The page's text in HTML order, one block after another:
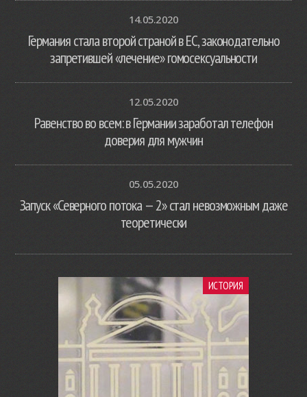
14.05.2020
Германия стала второй страной в ЕС, законодательно
запретившей «лечение» гомосексуальности
12.05.2020
Равенство во всем: в Германии заработал телефон
доверия для мужчин
05.05.2020
Запуск «Северного потока — 2» стал невозможным даже
теоретически
ИСТОРИЯ